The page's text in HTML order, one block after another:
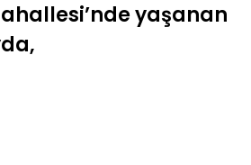
yaşanan